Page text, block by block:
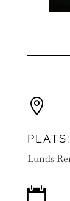

PLATS:
Lunds
